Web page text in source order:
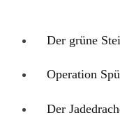
Der grüne
Operation
Der